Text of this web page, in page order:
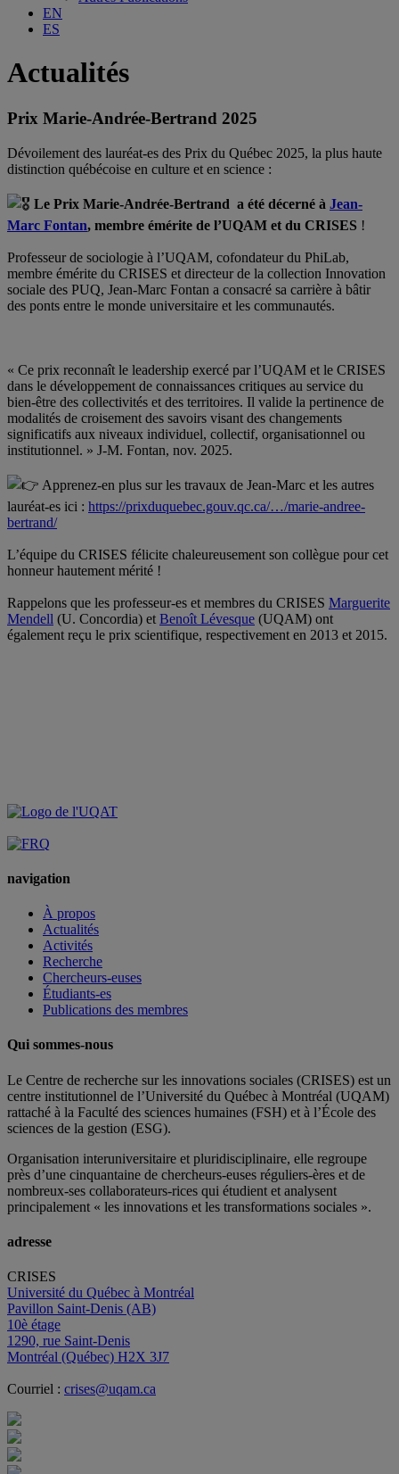
EN
ES
Actualités
Prix Marie-Andrée-Bertrand 2025
Dévoilement des lauréat-es des Prix du Québec 2025, la plus haute
distinction québécoise en culture et en science :
Le Prix Marie-Andrée-Bertrand a été décerné à Jean-
Marc Fontan, membre émérite de l’UQAM et du CRISES !
Professeur de sociologie à l’UQAM, cofondateur du PhiLab,
membre émérite du CRISES et directeur de la collection Innovation
sociale des PUQ, Jean-Marc Fontan a consacré sa carrière à bâtir
des ponts entre le monde universitaire et les communautés.
« Ce prix reconnaît le leadership exercé par l’UQAM et le CRISES
dans le développement de connaissances critiques au service du
bien-être des collectivités et des territoires. Il valide la pertinence de
modalités de croisement des savoirs visant des changements
significatifs aux niveaux individuel, collectif, organisationnel ou
institutionnel. » J-M. Fontan, nov. 2025.
Apprenez-en plus sur les travaux de Jean-Marc et les autres
lauréat-es ici : https://prixduquebec.gouv.qc.ca/…/marie-andree-
bertrand/
L’équipe du CRISES félicite chaleureusement son collègue pour cet
honneur hautement mérité !
Rappelons que les professeur-es et membres du CRISES Marguerite
Mendell (U. Concordia) et Benoît Lévesque (UQAM) ont
également reçu le prix scientifique, respectivement en 2013 et 2015.
navigation
À propos
Actualités
Activités
Recherche
Chercheurs-euses
Étudiants-es
Publications des membres
Qui sommes-nous
Le Centre de recherche sur les innovations sociales (CRISES) est un
centre institutionnel de l’Université du Québec à Montréal (UQAM)
rattaché à la Faculté des sciences humaines (FSH) et à l’École des
sciences de la gestion (ESG).
Organisation interuniversitaire et pluridisciplinaire, elle regroupe
près d’une cinquantaine de chercheurs-euses réguliers-ères et de
nombreux-ses collaborateurs-rices qui étudient et analysent
principalement « les innovations et les transformations sociales ».
adresse
CRISES
Université du Québec à Montréal
Pavillon Saint-Denis (AB)
10è étage
1290, rue Saint-Denis
Montréal (Québec) H2X 3J7
Courriel : crises@uqam.ca